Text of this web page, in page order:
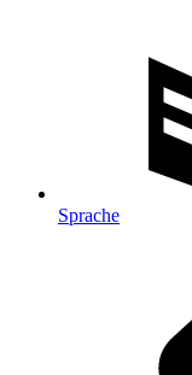
Sprache